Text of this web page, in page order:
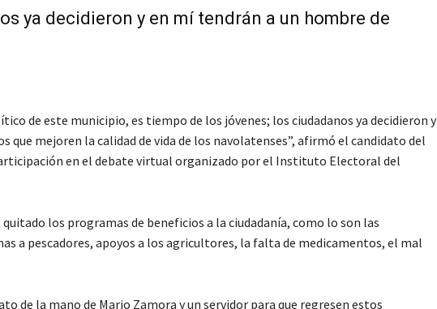
ya decidieron y en mí tendrán a un hombre de
de este municipio, es tiempo de los jóvenes; los ciudadanos ya decidieron y
que mejoren la calidad de vida de los navolatenses”, afirmó el candidato del
en el debate virtual organizado por el Instituto Electoral del
los programas de beneficios a la ciudadanía, como lo son las
a pescadores, apoyos a los agricultores, la falta de medicamentos, el mal
de la mano de Mario Zamora y un servidor para que regresen estos